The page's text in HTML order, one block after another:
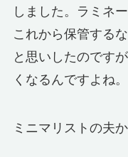
しました。ラミネ
これから保管する
と思いしたのです
くなるんですよね。
ミニマリストの夫